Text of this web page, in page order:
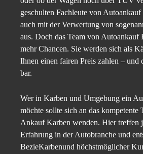
geschulten Fachleute von
auch mit der Verwertung von
aus. Doch das Team von Autoankauf
mehr Chancen. Sie werden sich als
Ihnen einen fairen Preis zahlen – und
bar.
Wer in Karben und Umgebung ein
möchte sollte sich an das kompetente
Ankauf Karben wenden. Hier treffen
Erfahrung in der Autobranche und
BezieKarbenund höchstmöglicher